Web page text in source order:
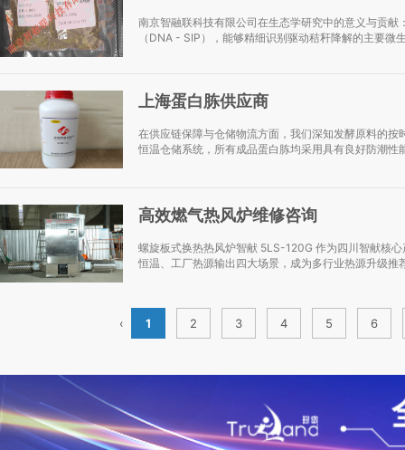
南京智融联科技有限公司在生态学研究中的意义与贡
（DNA - SIP），能够精细识别驱动秸秆降解的主要
上海蛋白胨供应商
在供应链保障与仓储物流方面，我们深知发酵原料的
恒温仓储系统，所有成品蛋白胨均采用具有良好防潮
高效燃气热风炉维修咨询
螺旋板式换热热风炉智献 5LS-120G 作为四川智献核
恒温、工厂热源输出四大场景，成为多行业热源升级
‹ 1 2 3 4 5 6